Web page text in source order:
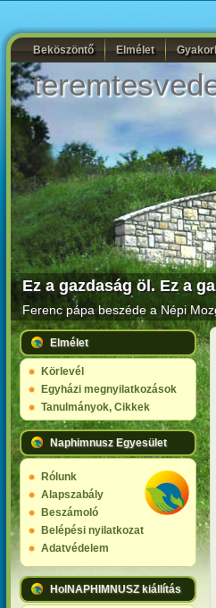
Beköszöntő Elmélet
Ez a gazdaság öl. Ez a
Ferenc pápa beszéde a Népi
Elmélet
Körlevél
Egyházi megnyilatkozások
Tanulmányok, Cikkek
Naphimnusz Egyesület
Rólunk
Alapszabály
Beszámoló
Belépési nyilatkozat
Adatvédelem
HolNAPHIMNUSZ kiállítás